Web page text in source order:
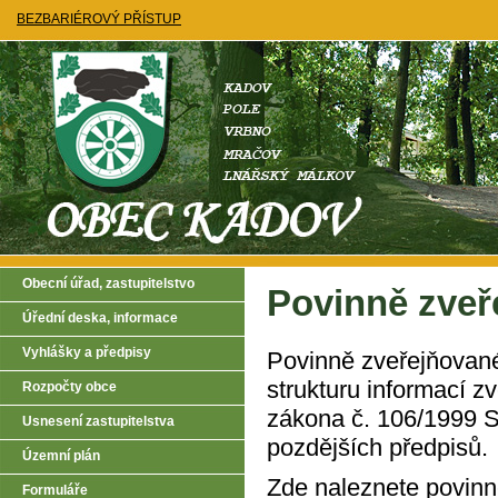
BEZBARIÉROVÝ PŘÍSTUP
Povinně
Povinně
strukturu informací
zákona č. 106/1999
pozdějších předpisů.
Zde naleznete
Obecní úřad, zastupitelstvo
Úřední deska, informace
Vyhlášky a předpisy
Rozpočty obce
Usnesení zastupitelstva
Územní plán
Formuláře